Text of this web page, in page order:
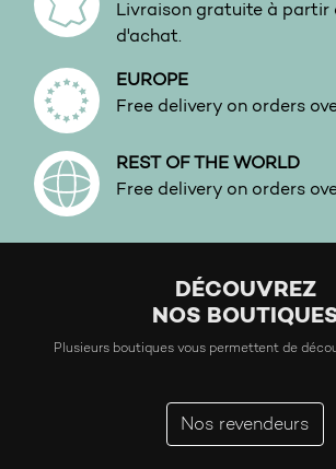
Livraison gratuite à partir
d'achat.
EUROPE
Free delivery on orders
REST OF THE WORLD
Free delivery on orders
DÉCOUVREZ
NOS
Plusieurs boutiques vous permettent de
Nos revendeurs